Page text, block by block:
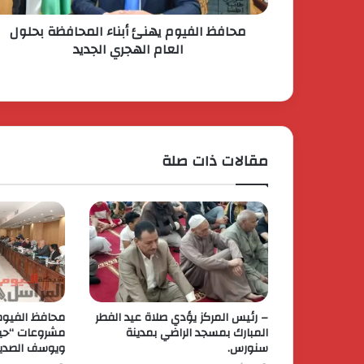
محافظ الفيوم يهنئ أبناء المحافظة بحلول
العام الهجري الجديد
مقالات ذات صلة
– رئيس المركز يؤدي صلاة عيد الفطر
المبارك بمسجد الراضي بمدينة
سنورس.
محافظ
مشروعات
ويوسف